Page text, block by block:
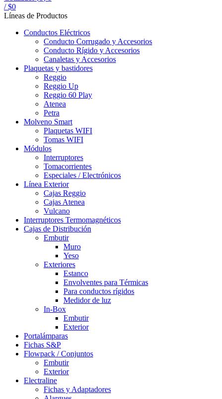
/ $0
Líneas de Productos
Conductos Eléctricos
Conducto Corrugado y Accesorios
Conducto Rígido y Accesorios
Canaletas y Accesorios
Plaquetas y bastidores
Reggio
Reggio Up
Reggio 60 Play
Atenea
Petra
Molveno Smart
Plaquetas WIFI
Tomas WIFI
Módulos
Interruptores
Tomacorrientes
Especiales / Electrónicos
Línea Exterior
Cajas Reggio
Cajas Atenea
Vulcano
Interruptores Termomagnéticos
Cajas de Distribución
Embutir
Muro
Yeso
Exteriores
Estanco
Envolventes para Térmicas
Para conductos rígidos
Medidor de luz
In-Box
Embutir
Exterior
Portalámparas
Fichas S&P
Flowpack / Conjuntos
Embutir
Exterior
Electraline
Fichas y Adaptadores